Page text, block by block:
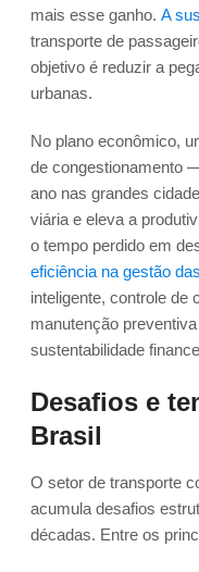
mais esse ganho. A
transporte de
objetivo é reduzir a
urbanas.
No plano econômico,
de congestionamento
ano nas grandes
viária e eleva a
o tempo perdido em
eficiência na gestão
inteligente, controle de
manutenção
sustentabilidade
Desafios e
Brasil
O setor de transporte
acumula desafios
décadas. Entre os